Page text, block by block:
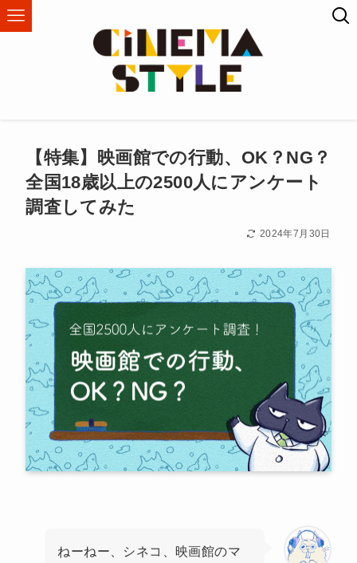
【特集】映画館での行動、OK？NG？
全国18歳以上の2500人にアンケート
調査してみた
2024年7月30日
ねーねー、シネコ、映画館のマ